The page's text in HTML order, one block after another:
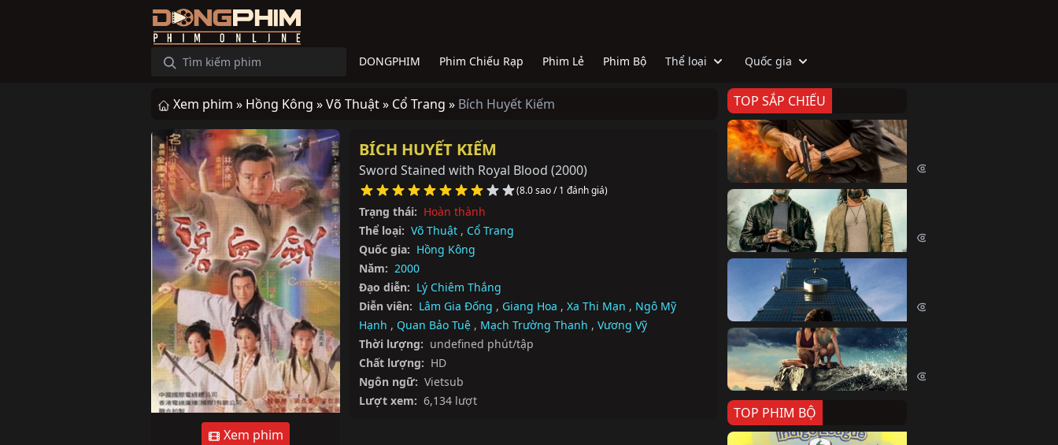
DONGPHIM Phim Chiếu Rạp Phim Lẻ Phim Bộ Thể loại Quốc gia
Xem phim » Hồng Kông »Võ Thuật » Cổ Trang » Bích Huyết Kiếm
Xem phim
BÍCH HUYẾT KIẾM
Sword Stained with Royal Blood (2000)
(8.0 sao / 1 đánh giá)
Trạng thái: Hoàn thành
Thể loại: Võ Thuật , Cổ Trang
Quốc gia: Hồng Kông
Năm: 2000
Đạo diễn: Lý Chiêm Thắng
Diễn viên: Lâm Gia Đống , Giang Hoa , Xa Thi Mạn , Ngô Mỹ
Hạnh , Quan Bảo Tuệ , Mạch Trường Thanh , Vương Vỹ
Thời lượng: undefined phút/tập
Chất lượng: HD
Ngôn ngữ: Vietsub
Lượt xem: 6,134 lượt
TOP SẮP CHIẾU
TOP PHIM BỘ